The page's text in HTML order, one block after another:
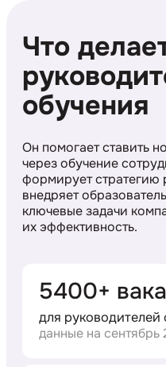
Что
обучения
Он помогает ставить
через обучение
формирует стратегию
внедряет
ключевые задачи
их эффективность.
5400+
для руководителей
данные на сентябрь